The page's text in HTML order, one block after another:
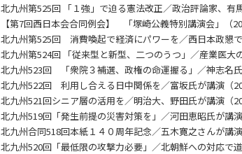
北九州第525回 「１強」で迫る憲法改正／政治評論家、有
【第7回西日本会合同例会】 「塚崎公義特別講演会」（
北九州第525回 消費喚起で経済にパワーを／西日本政懇
北九州第524回 「従来型と新型、二つのうつ」／産業医大
北九州523回 「衆院３補選、政権の命運握る」／神志名氏
北九州522回 利用し合える日中関係を／富坂氏が講演（
北九州521回シニア層の活用を／明治大、野田氏が講演（
北九州519回「発生前提の災害対策を」／河田恵昭氏が講演
北九州合同518回本紙１４０周年記念／五木寛之さんが講
北九州520回「最低限の攻撃力必要」／北朝鮮への対応